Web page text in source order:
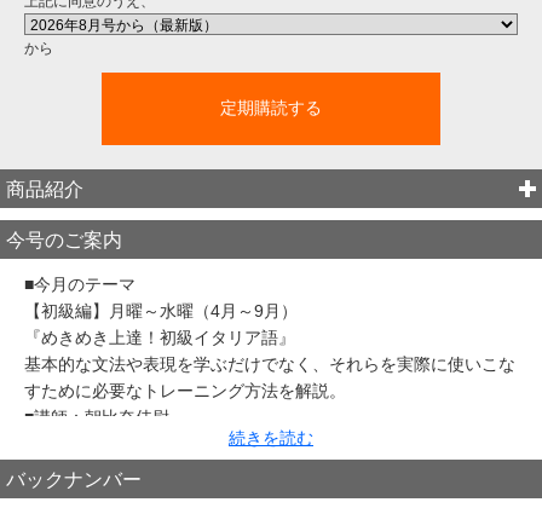
から
定期購読する
商品紹介
今号のご案内
■今月のテーマ
【初級編】月曜～水曜（4月～9月）
『めきめき上達！初級イタリア語』
基本的な文法や表現を学ぶだけでなく、それらを実際に使いこな
すために必要なトレーニング方法を解説。
■講師：朝比奈佳尉
※2023年4月～9月ほかの再放送
【応用編】木曜・金曜（4月～6月）
『美術にみるイタリアの女性像』
続きを読む
バックナンバー